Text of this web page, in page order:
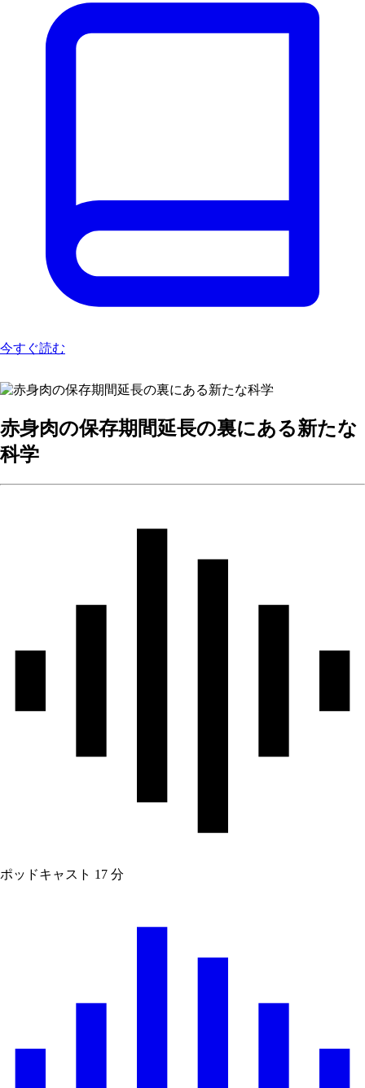
今すぐ読む
赤身肉の保存期間延長の裏にある新たな
科学
ポッドキャスト 17 分